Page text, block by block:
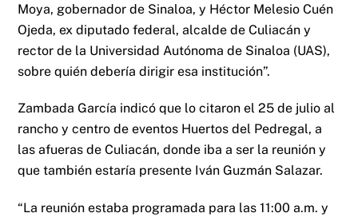
Moya, gobernador de Sinaloa, y Héctor Melesio Cuén
Ojeda, ex diputado federal, alcalde de Culiacán y
rector de la Universidad Autónoma de Sinaloa (UAS),
sobre quién debería dirigir esa institución”.
Zambada García indicó que lo citaron el 25 de julio al
rancho y centro de eventos Huertos del Pedregal, a
las afueras de Culiacán, donde iba a ser la reunión y
que también estaría presente Iván Guzmán Salazar.
“La reunión estaba programada para las 11:00 a.m. y